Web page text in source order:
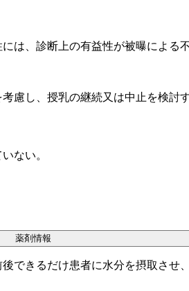
は、診断上の有益性が被曝による
慮し、授乳の継続又は中止を検討す
ない。
できるだけ患者に水分を摂取させ
薬剤情報